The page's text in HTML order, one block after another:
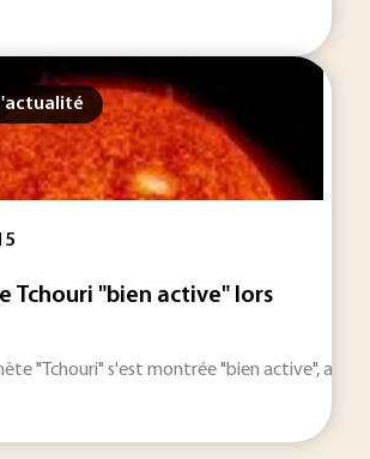
Tchouri "bien active" lors
"Tchouri" s'est montrée "bien active",